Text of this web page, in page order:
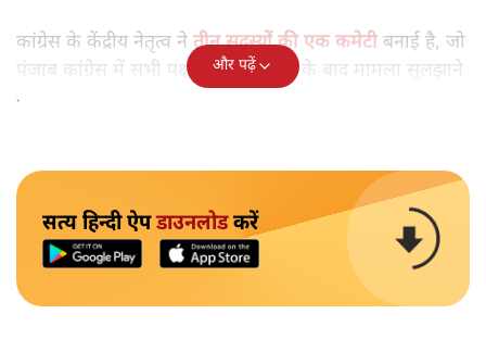
कांग्रेस के केंद्रीय नेतृत्व ने तीन सदस्यों की एक कमेटीबनाई है, जो
पंजाब कांग्रेस में सभी पक्षों की बातें सुनने के बाद मामला सुलझाने
के लिए सुझाव देगी। यह कमेटी काम करती रहेगी।
और पढ़ें
सत्य हिन्दी ऐपडाउनलोडकरें